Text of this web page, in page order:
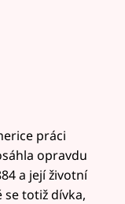
práci
opravdu
a její životní
se totiž dívka,